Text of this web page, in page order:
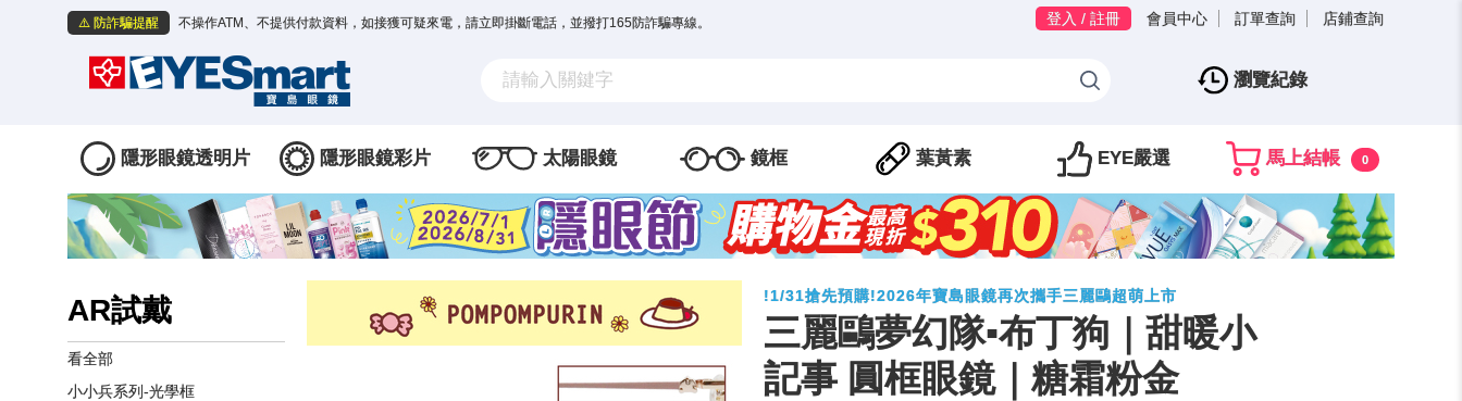
⚠️ 防詐騙提醒 不操作ATM、不提供付款資料，如接獲可疑來電，請立即掛斷電話，並撥打165防詐騙專線。 登入 / 註冊 會員中心 訂單查詢 店鋪查詢
瀏覽紀錄
隱形眼鏡透明片 隱形眼鏡彩片 太陽眼鏡 鏡框 葉黃素 EYE嚴選 馬上結帳 0
AR試戴
看全部
小小兵系列-光學框
!1/31搶先預購!2026年寶島眼鏡再次攜手三麗鷗超萌上市
三麗鷗夢幻隊▪︎布丁狗｜甜暖小
記事 圓框眼鏡｜糖霜粉金